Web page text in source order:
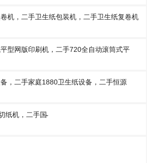
机，二手卫生纸包装机，二手卫生纸复卷机
型网版印刷机，二手720全自动滚筒式平
，二手家庭1880卫生纸设备，二手恒源
纸机，二手国​̴